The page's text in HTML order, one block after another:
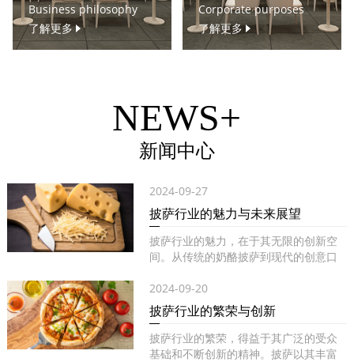
Business philosophy
了解更多
Corporate purposes
了解更多
NEWS+
新闻中心
2024-09-27
披萨行业的魅力与未来展望
披萨行业的魅力，在于其无限的创新空
间。从传统的奶酪披萨到现代的创意口
2024-09-20
披萨行业的繁荣与创新
披萨行业的繁荣，得益于其广泛的受众
基础和不断创新的精神。披萨以其丰富